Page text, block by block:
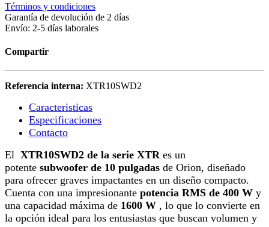
Términos y condiciones
Garantía de devolución de 2 días
Envío: 2-5 días laborales
Compartir
Referencia interna: XTR10SWD2
Caracteristicas​
Especificaciones
Contacto
El XTR10SWD2 de la serie XTRes un
potente subwoofer de 10 pulgadas de Orion, diseñado
para ofrecer graves impactantes en un diseño compacto.
Cuenta con una impresionante potencia RMS de 400 W y
una capacidad máxima de 1600 W , lo que lo convierte en
la opción ideal para los entusiastas que buscan volumen y